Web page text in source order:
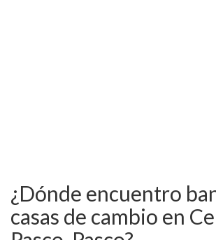
¿Dónde encuentro
casas de cambio en